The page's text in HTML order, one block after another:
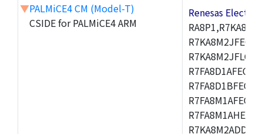
▼PALMiCE4 CM (Model-T)
CSIDE for PALMiCE4 ARM
Renesas